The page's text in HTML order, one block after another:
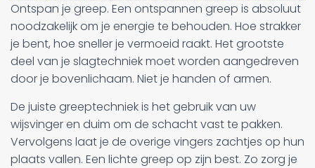
Ontspan je greep. Een ontspannen greep is absoluut
noodzakelijk om je energie te behouden. Hoe strakker
je bent, hoe sneller je vermoeid raakt. Het grootste
deel van je slagtechniek moet worden aangedreven
door je bovenlichaam. Niet je handen of armen.
De juiste greeptechniek is het gebruik van uw
wijsvinger en duim om de schacht vast te pakken.
Vervolgens laat je de overige vingers zachtjes op hun
plaats vallen. Een lichte greep op zijn best. Zo zorg je